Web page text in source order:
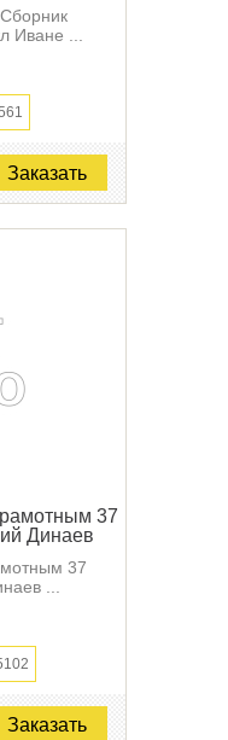
Иване ...
Заказать
37
Динаев
37
...
Заказать